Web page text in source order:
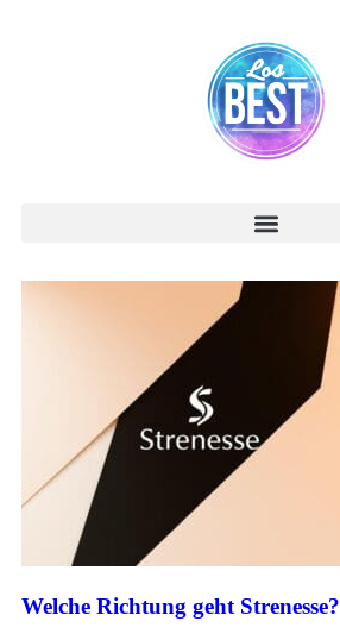
Welche Richtung geht Strenesse?